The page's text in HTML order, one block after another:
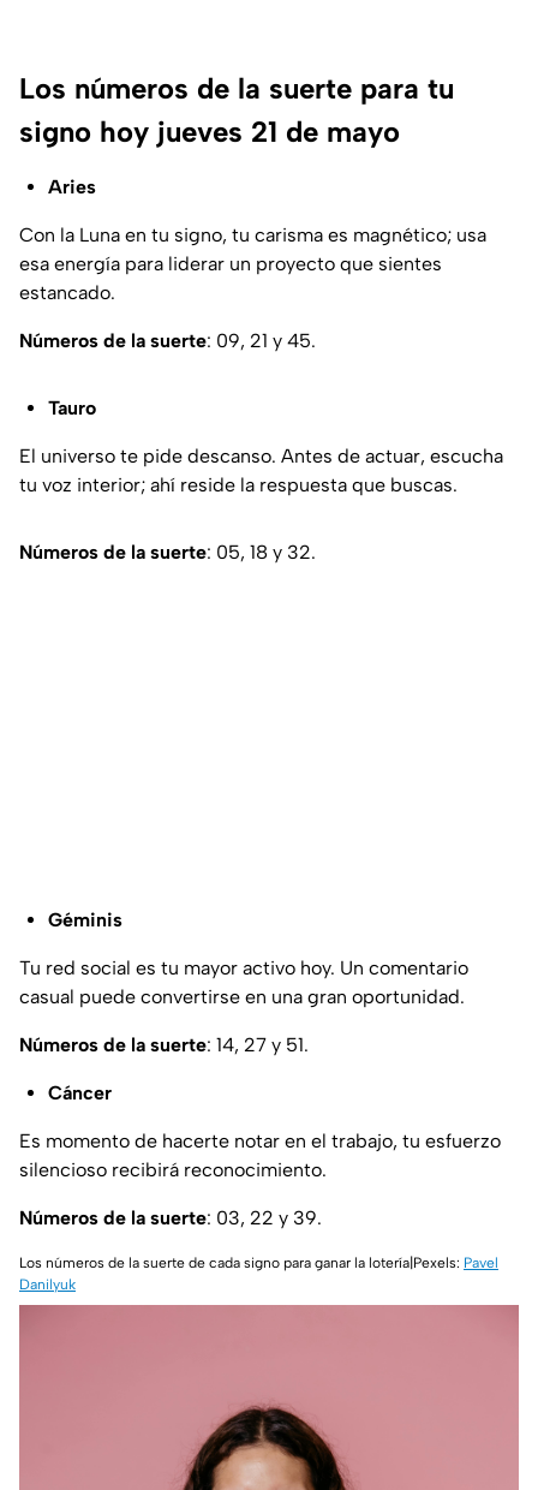
Los números de la suerte para tu
signo hoy jueves 21 de mayo
Aries
Con la Luna en tu signo, tu carisma es magnético; usa
esa energía para liderar un proyecto que sientes
estancado.
Números de la suerte: 09, 21 y 45.
Tauro
El universo te pide descanso. Antes de actuar, escucha
tu voz interior; ahí reside la respuesta que buscas.
Números de la suerte: 05, 18 y 32.
Géminis
Tu red social es tu mayor activo hoy. Un comentario
casual puede convertirse en una gran oportunidad.
Números de la suerte: 14, 27 y 51.
Cáncer
Es momento de hacerte notar en el trabajo, tu esfuerzo
silencioso recibirá reconocimiento.
Números de la suerte: 03, 22 y 39.
Los números de la suerte de cada signo para ganar la lotería|Pexels: Pavel
Danilyuk